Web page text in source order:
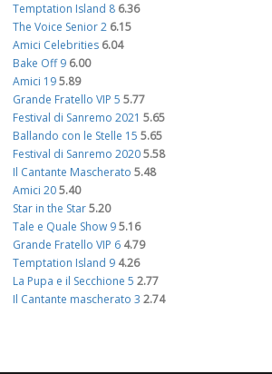
Temptation Island 8 6.36
The Voice Senior 2 6.15
Amici Celebrities 6.04
Bake Off 9 6.00
Amici 195.89
Grande Fratello VIP 5 5.77
Festival di Sanremo 2021 5.65
Ballando con le Stelle 15 5.65
Festival di Sanremo 20205.58
Il Cantante Mascherato 5.48
Amici 205.40
Star in the Star5.20
Tale e Quale Show 95.16
Grande Fratello VIP 6 4.79
Temptation Island 9 4.26
La Pupa e il Secchione 5 2.77
Il Cantante mascherato 3 2.74